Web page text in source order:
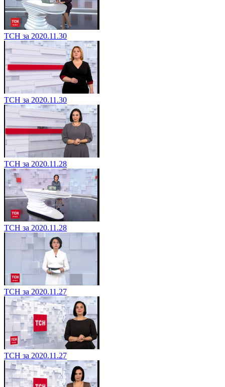
ТСН за 2020.11.30
ТСН за 2020.11.30
ТСН за 2020.11.28
ТСН за 2020.11.28
ТСН за 2020.11.27
ТСН за 2020.11.27